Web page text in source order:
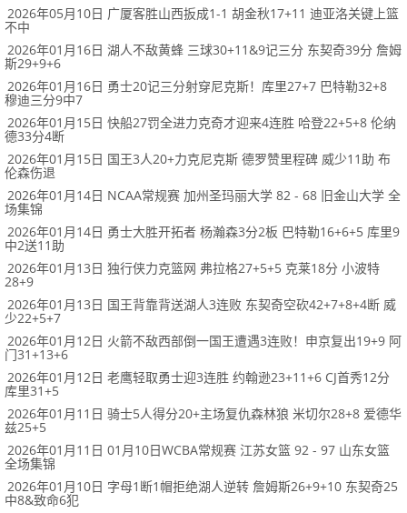
2026年05月10日 广厦客胜山西扳成1-1 胡金秋17+11 迪亚洛关键上篮
不中
2026年01月16日 湖人不敌黄蜂 三球30+11&9记三分 东契奇39分 詹姆
斯29+9+6
2026年01月16日 勇士20记三分射穿尼克斯！库里27+7 巴特勒32+8
穆迪三分9中7
2026年01月15日 快船27罚全进力克奇才迎来4连胜 哈登22+5+8 伦纳
德33分4断
2026年01月15日 国王3人20+力克尼克斯 德罗赞里程碑 威少11助 布
伦森伤退
2026年01月14日 NCAA常规赛 加州圣玛丽大学 82 - 68 旧金山大学 全
场集锦
2026年01月14日 勇士大胜开拓者 杨瀚森3分2板 巴特勒16+6+5 库里9
中2送11助
2026年01月13日 独行侠力克篮网 弗拉格27+5+5 克莱18分 小波特
28+9
2026年01月13日 国王背靠背送湖人3连败 东契奇空砍42+7+8+4断 威
少22+5+7
2026年01月12日 火箭不敌西部倒一国王遭遇3连败！申京复出19+9 阿
门31+13+6
2026年01月12日 老鹰轻取勇士迎3连胜 约翰逊23+11+6 CJ首秀12分
库里31+5
2026年01月11日 骑士5人得分20+主场复仇森林狼 米切尔28+8 爱德华
兹25+5
2026年01月11日 01月10日WCBA常规赛 江苏女篮 92 - 97 山东女篮
全场集锦
2026年01月10日 字母1断1帽拒绝湖人逆转 詹姆斯26+9+10 东契奇25
中8&致命6犯